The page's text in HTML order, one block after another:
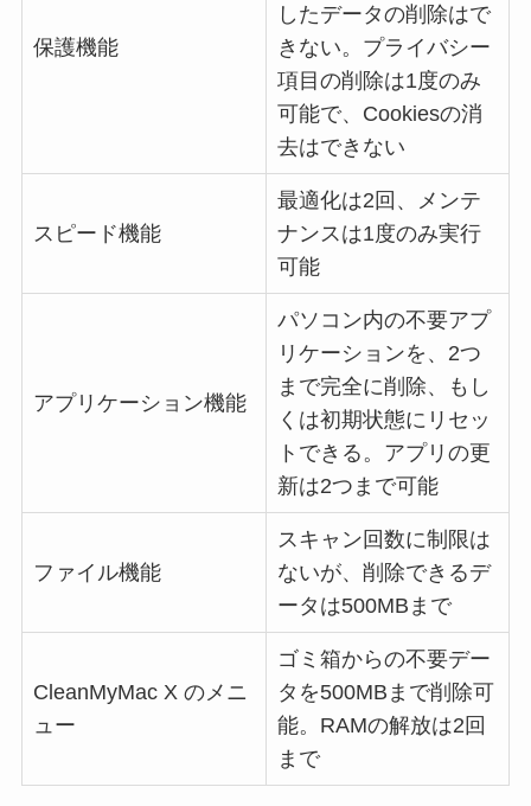
保護機能
したデータの削除はで
きない。プライバシー
項目の削除は1度のみ
可能で、Cookiesの消
去はできない
スピード機能
最適化は2回、メンテ
ナンスは1度のみ実行
可能
アプリケーション機能
パソコン内の不要アプ
リケーションを、2つ
まで完全に削除、もし
くは初期状態にリセッ
トできる。アプリの更
新は2つまで可能
ファイル機能
スキャン回数に制限は
ないが、削除できるデ
ータは500MBまで
CleanMyMac X のメニ
ュー
ゴミ箱からの不要デー
タを500MBまで削除可
能。RAMの解放は2回
まで